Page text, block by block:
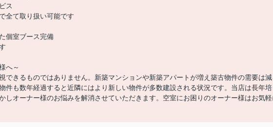
ス
全て取り扱い可能です
個室ブース完備
へ～
できるものではありません。新築マンションや新築アパートが増え築古物件の需要は減
件も数年経過すると近隣にはより新しい物件が多数建設される状況です。当店は長年培
しオーナー様のお悩みを解消させていただきます。空室にお困りのオーナー様はお気軽